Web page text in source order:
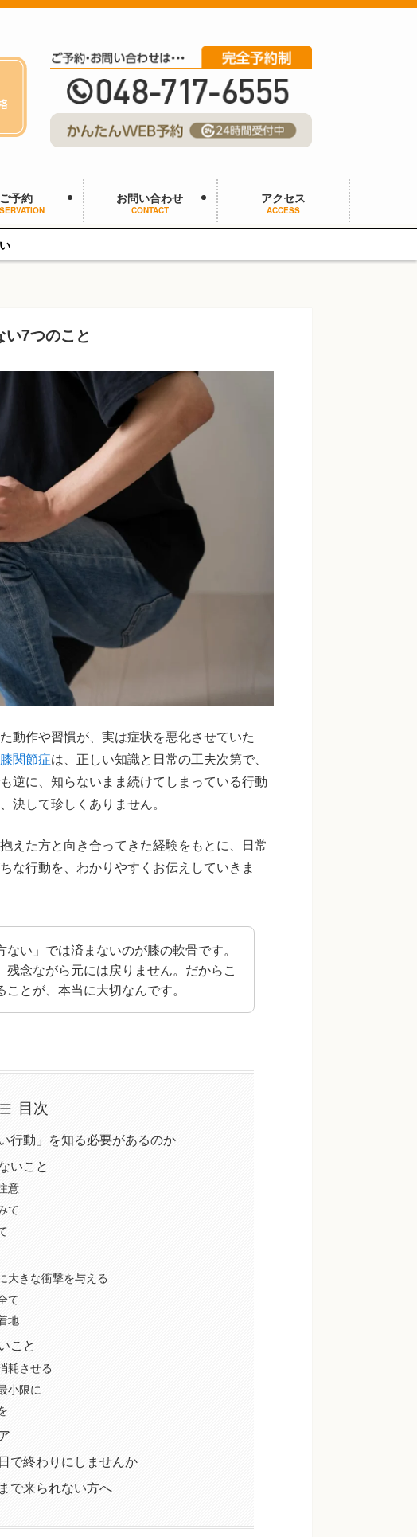
ご予約 お問い合わせ
CONTACT
アクセス
ACCESS
7つのこと
動作や習慣が、実は症状を悪化させていた
関節症は、正しい知識と日常の工夫次第で、
逆に、知らないまま続けてしまっている行動
決して珍しくありません。
えた方と向き合ってきた経験をもとに、日常
な行動を、わかりやすくお伝えしていきま
ない」では済まないのが膝の軟骨です。
念ながら元には戻りません。だからこ
とが、本当に大切なんです。
目次
行動」を知る必要があるのか
いこと
意
て
大きな衝撃を与える
て
地
こと
耗させる
小限に
で終わりにしませんか
で来られない方へ